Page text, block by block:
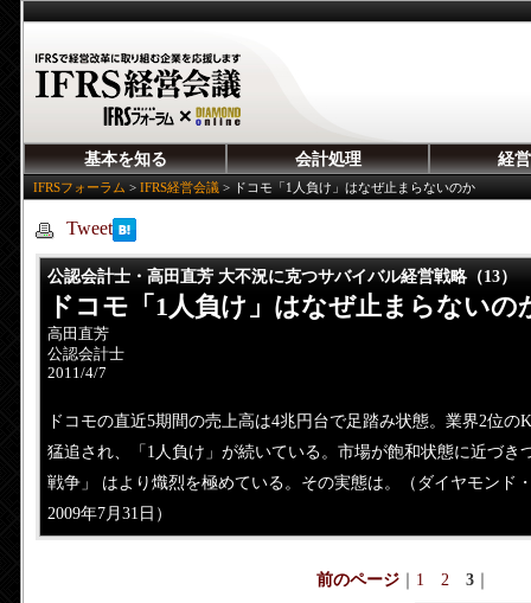
基本を知る 会計処理 経
IFRSフォーラム > IFRS経営会議 > ドコモ「1人負け」はなぜ止まらないのか
Tweet
公認会計士・高田直芳 大不況に克つサバイバル経営戦略（13）
ドコモ「1人負け」はなぜ止まらないの
高田直芳
公認会計士
2011/4/7
ドコモの直近5期間の売上高は4兆円台で足踏み状態。業界2位
猛追され、「1人負け」が続いている。市場が飽和状態に近づき
戦争」 はより熾烈を極めている。その実態は。（ダイヤモンド
2009年7月31日）
前のページ｜ 1 2 3｜